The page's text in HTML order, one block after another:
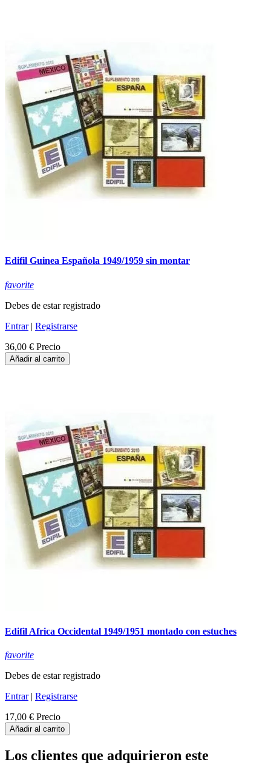
Edifil Guinea Española 1949/1959 sin montar
favorite
Debes de estar registrado
Entrar| Registrarse
36,00 € Precio
Añadir al carrito
Edifil Africa Occidental 1949/1951 montado con estuches
favorite
Debes de estar registrado
Entrar| Registrarse
17,00 € Precio
Añadir al carrito
Los clientes que adquirieron este